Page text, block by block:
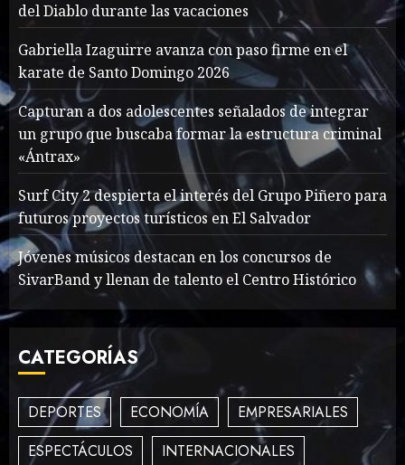
1
Searching for the
forgotten heroes of World
War Two
MAYO 14, 2024 860
2
What’s Scarier Than the
Sex Talk? Its About Weight
MAYO 14, 2024 862
3
How To Write Award
How Many of These Italian
del Diablo durante las vacaciones
Gabriella Izaguirre avanza con paso firme en el
karate de Santo Domingo 2026
Capturan a dos adolescentes señalados de integrar
un grupo que buscaba formar la estructura criminal
«Ántrax»
Surf City 2 despierta el interés del Grupo Piñero para
futuros proyectos turísticos en El Salvador
Jóvenes músicos destacan en los concursos de
SivarBand y llenan de talento el Centro Histórico
CATEGORÍAS
DEPORTES ECONOMÍA
EMPRESARIALES
ESPECTÁCULOS
INTERNACIONALES